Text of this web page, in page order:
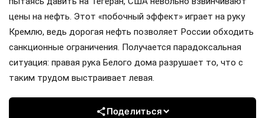
цены на нефть. Этот «побочный эффект» играет на руку
Кремлю, ведь дорогая нефть позволяет России обходить
санкционные ограничения. Получается парадоксальная
ситуация: правая рука Белого дома разрушает то, что с
таким трудом выстраивает левая.
Поделиться